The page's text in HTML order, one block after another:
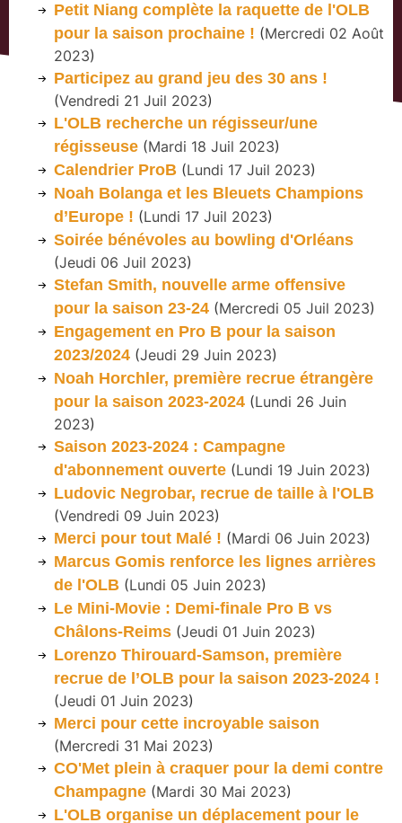
Petit Niang complète la raquette de l'OLB
pour la saison prochaine ! (Mercredi 02 Août
2023)
Participez au grand jeu des 30 ans !
(Vendredi 21 Juil 2023)
L'OLB recherche un régisseur/une
régisseuse (Mardi 18 Juil 2023)
Calendrier ProB (Lundi 17 Juil 2023)
Noah Bolanga et les Bleuets Champions
d’Europe ! (Lundi 17 Juil 2023)
Soirée bénévoles au bowling d'Orléans
(Jeudi 06 Juil 2023)
Stefan Smith, nouvelle arme offensive
pour la saison 23-24 (Mercredi 05 Juil 2023)
Engagement en Pro B pour la saison
2023/2024 (Jeudi 29 Juin 2023)
Noah Horchler, première recrue étrangère
pour la saison 2023-2024 (Lundi 26 Juin
2023)
Saison 2023-2024 : Campagne
d'abonnement ouverte (Lundi 19 Juin 2023)
Ludovic Negrobar, recrue de taille à l'OLB
(Vendredi 09 Juin 2023)
Merci pour tout Malé ! (Mardi 06 Juin 2023)
Marcus Gomis renforce les lignes arrières
de l'OLB (Lundi 05 Juin 2023)
Le Mini-Movie : Demi-finale Pro B vs
Châlons-Reims (Jeudi 01 Juin 2023)
Lorenzo Thirouard-Samson, première
recrue de l’OLB pour la saison 2023-2024 !
(Jeudi 01 Juin 2023)
Merci pour cette incroyable saison
(Mercredi 31 Mai 2023)
CO'Met plein à craquer pour la demi contre
Champagne (Mardi 30 Mai 2023)
L'OLB organise un déplacement pour le